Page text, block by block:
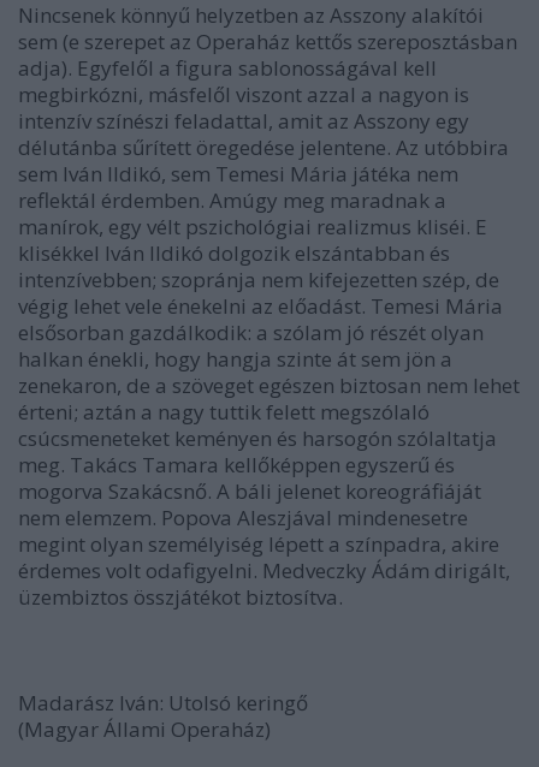
Nincsenek könnyű helyzetben az Asszony alakítói
sem (e szerepet az Operaház kettős szereposztásban
adja). Egyfelől a figura sablonosságával kell
megbirkózni, másfelől viszont azzal a nagyon is
intenzív színészi feladattal, amit az Asszony egy
délutánba sűrített öregedése jelentene. Az utóbbira
sem Iván Ildikó, sem Temesi Mária játéka nem
reflektál érdemben. Amúgy meg maradnak a
manírok, egy vélt pszichológiai realizmus kliséi. E
klisékkel Iván Ildikó dolgozik elszántabban és
intenzívebben; szopránja nem kifejezetten szép, de
végig lehet vele énekelni az előadást. Temesi Mária
elsősorban gazdálkodik: a szólam jó részét olyan
halkan énekli, hogy hangja szinte át sem jön a
zenekaron, de a szöveget egészen biztosan nem lehet
érteni; aztán a nagy tuttik felett megszólaló
csúcsmeneteket keményen és harsogón szólaltatja
meg. Takács Tamara kellőképpen egyszerű és
mogorva Szakácsnő. A báli jelenet koreográfiáját
nem elemzem. Popova Aleszjával mindenesetre
megint olyan személyiség lépett a színpadra, akire
érdemes volt odafigyelni. Medveczky Ádám dirigált,
üzembiztos összjátékot biztosítva.
Madarász Iván: Utolsó keringő
(Magyar Állami Operaház)